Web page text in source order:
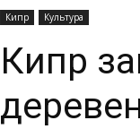
Кипр Культура
Кипр